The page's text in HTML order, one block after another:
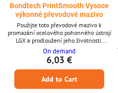
Bondtech PrintSmooth Vysoce
výkonné převodové mazivo
Použijte toto převodové mazivo k
promazání ocelového pohonného ústrojí
LGX a prodloužení jeho životnosti.
Vizuálně zkontrolujte dvojité hlavní
ozubené kolo každých 100 hodin
provozu. Doplňte mazivo, pokud chybí.
Každých 6 měsíců, dvakrát ročně,
naneste PrintSmooth na všechny zuby
ocelového pohonného ústrojí a jehlová
On demand
6,03 €
Add to Cart